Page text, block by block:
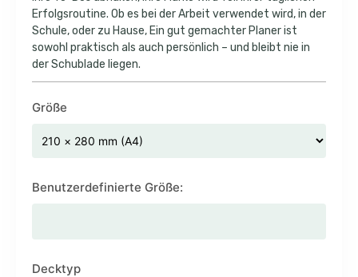
Erfolgsroutine. Ob es bei der Arbeit verwendet wird, in der
Schule, oder zu Hause, Ein gut gemachter Planer ist
sowohl praktisch als auch persönlich – und bleibt nie in
der Schublade liegen.
Größe
Benutzerdefinierte Größe:
Decktyp